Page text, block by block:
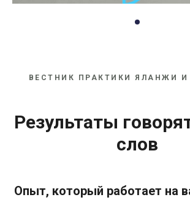
ВЕСТНИК ПРАКТИКИ ЯЛАНЖИ И
Результаты
слов
Опыт, который работает на